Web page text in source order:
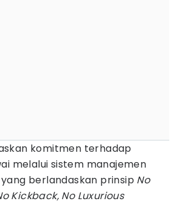
komitmen terhadap
melalui sistem manajemen
berlandaskan prinsip No
Kickback, No Luxurious